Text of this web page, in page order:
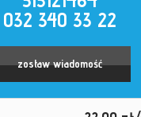
032 340 33 22
zostaw wiadomość